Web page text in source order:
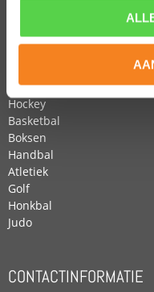
POPULAIRE SPORTEN
Paardensport
Hockey
Basketbal
Boksen
Handbal
Atletiek
Golf
Honkbal
Judo
CONTACTINFORMATIE